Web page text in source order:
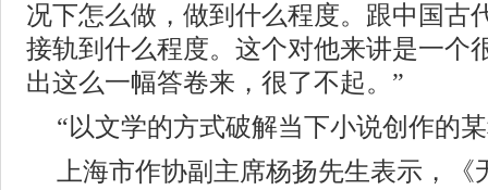
况下怎么做，做到什么程度。跟中国古
接轨到什么程度。这个对他来讲是一个
出这么一幅答卷来，很了不起。”
“以文学的方式破解当下小说创作的
上海市作协副主席杨扬先生表示，